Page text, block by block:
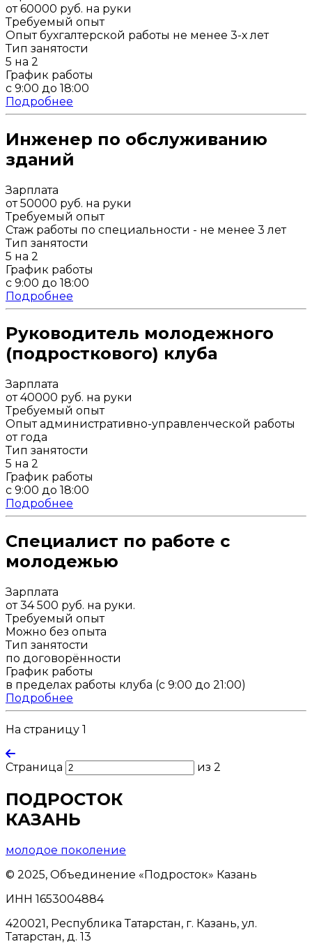
от 60000 руб. на руки
Требуемый опыт
Опыт бухгалтерской работы не менее 3-х лет
Тип занятости
5 на 2
График работы
с 9:00 до 18:00
Подробнее
Инженер по обслуживанию
зданий
Зарплата
от 50000 руб. на руки
Требуемый опыт
Стаж работы по специальности - не менее 3 лет
Тип занятости
5 на 2
График работы
с 9:00 до 18:00
Подробнее
Руководитель молодежного
(подросткового) клуба
Зарплата
от 40000 руб. на руки
Требуемый опыт
Опыт административно-управленческой работы
от года
Тип занятости
5 на 2
График работы
с 9:00 до 18:00
Подробнее
Специалист по работе с
молодежью
Зарплата
от 34 500 руб. на руки.
Требуемый опыт
Можно без опыта
Тип занятости
по договорённости
График работы
в пределах работы клуба (с 9:00 до 21:00)
Подробнее
На страницу 1
Страница из 2
ПОДРОСТОК
КАЗАНЬ
молодое поколение
© 2025, Объединение «Подросток» Казань
ИНН 1653004884
420021, Республика Татарстан, г. Казань, ул.
Татарстан, д. 13